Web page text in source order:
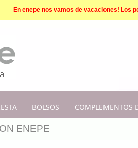
En enepe nos vamos de vacaciones! Los
BOLSOS COMPLEMENTOS
ENEPE